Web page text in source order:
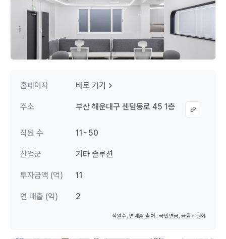
홈페이지 바로 가기
주소 부산 해운대구 센텀동로 45 1층
직원 수 11~50
산업군 기타 솔루션
투자금액 (억) 11
연 매출 (억) 2
직원수, 연매출 출처 : 국민연금, 금융위원회